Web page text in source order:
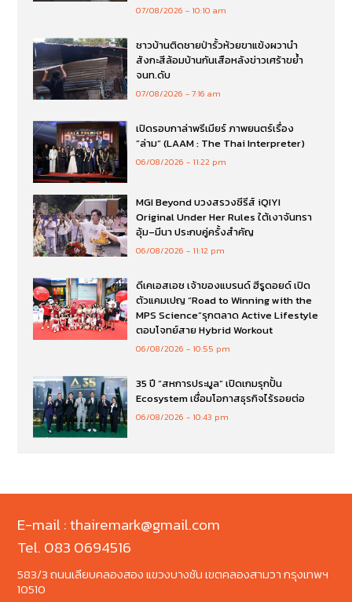
07/08/2026 10:10 am
ชาวบ้านติดชายป่ารั้วห้วยขาแข้งผวานำ
สังกะสีล้อมบ้านกันเสือหลังข่าวเศร้าขย้ำ
จนท.ดับ
07/08/2026 7:16 am
เปิดรอบกาล่าพรีเมียร์ ภาพยนตร์เรื่อง
”ล่าม“ (LAAM : The Thai Interpreter)
06/08/2026 11:22 pm
MGI Beyond บวงสรวงซีรีส์ iQIYI
Original Under Her Rules ใต้เงาจันทรา
อุ้ม–มีนา ประกบคู่ครั้งสำคัญ
06/08/2026 11:12 pm
ดีเคเอสเอช เจ้าของแบรนด์ ฮีรูดอยด์ เปิด
ตัวแคมเปญ “Road to Winning with the
MPS Science”รุกตลาด Active Lifestyle
ตอบโจทย์สาย Hybrid Workout
06/08/2026 10:55 pm
35 ปี “สหการประมูล” เปิดเกมรุกปั้น
Ecosystem เชื่อมโอกาสธุรกิจไร้รอยต่อ
06/08/2026 10:43 pm
E-mail : thairemark@gmail.com
Tel. 083 0694516
583/3 ถนนเลียบคลองสอง แขวงบางชัน เขตคลองสามวา กรุงเทพฯ
10510